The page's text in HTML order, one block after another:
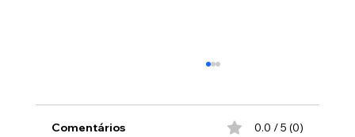
Pessoas vêm até nós pelas redes sociais
fazendo julgamentos "morais" baseados na
Comentários 0.0 / 5 (0)